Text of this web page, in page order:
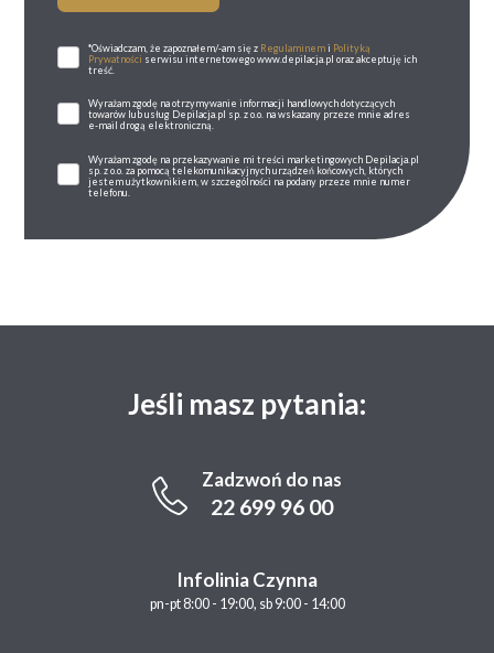
*Oświadczam, że zapoznałem/-am się z Regulaminemi Polityką
Prywatności serwisu internetowego www.depilacja.pl oraz akceptuję ich
treść.
Wyrażam zgodę na otrzymywanie informacji handlowych dotyczących
towarów lub usług Depilacja.pl sp. z o.o. na wskazany przeze mnie adres
e-mail drogą elektroniczną.
Wyrażam zgodę na przekazywanie mi treści marketingowych Depilacja.pl
sp. z o.o. za pomocą telekomunikacyjnych urządzeń końcowych, których
jestem użytkownikiem, w szczególności na podany przeze mnie numer
telefonu.
Jeśli masz pytania:
Zadzwoń do nas
22 699 96 00
Infolinia Czynna
pn-pt 8:00 - 19:00, sb 9:00 - 14:00